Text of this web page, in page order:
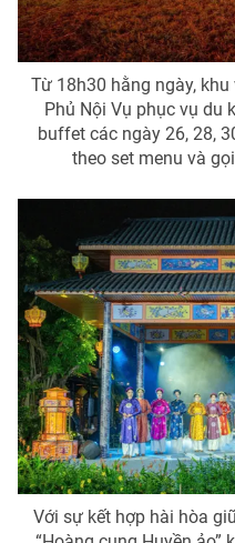
Từ 18h30 hằng ngày,
Phủ Nội Vụ phục vụ du
buffet các ngày 26, 28,
theo set menu và
Với sự kết hợp hài hòa